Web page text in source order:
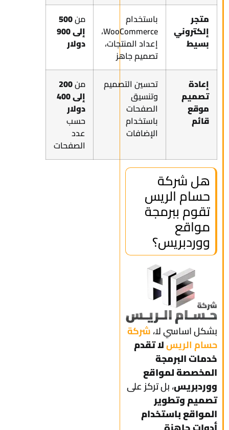
متجر
إلكتروني
بسيط
باستخدام
WooCommerce،
إعداد المنتجات،
تصميم جاهز
من500
إلى 900
دولار
إعادة
تصميم
موقع
قائم
تحسين التصميم
وتنسيق
الصفحات
باستخدام
الإضافات
من200
إلى 400
دولار
حسب
عدد
الصفحات
هل شركة
حسام الريس
تقوم ببرمجة
مواقع
ووردبريس؟
بشكل اساسي لا،شركة
حسام الريسلا تقدم
خدمات البرمجة
المخصصة لمواقع
ووردبريس، بل تركز على
تصميم وتطوير
المواقع باستخدام